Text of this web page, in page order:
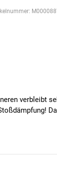
verbleibt
Bereich.